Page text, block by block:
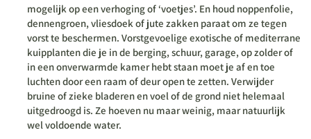
mogelijk op een verhoging of ‘voetjes’. En houd noppenfolie,
dennengroen, vliesdoek of jute zakken paraat om ze tegen
vorst te beschermen. Vorstgevoelige exotische of mediterrane
kuipplanten die je in de berging, schuur, garage, op zolder of
in een onverwarmde kamer hebt staan moet je af en toe
luchten door een raam of deur open te zetten. Verwijder
bruine of zieke bladeren en voel of de grond niet helemaal
uitgedroogd is. Ze hoeven nu maar weinig, maar natuurlijk
wel voldoende water.